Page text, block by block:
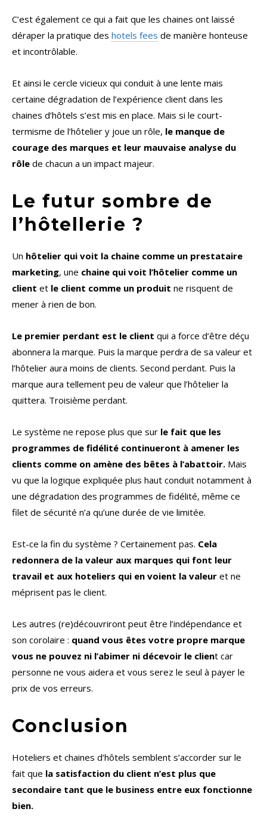
C’est également ce qui a fait que les chaines ont laissé
déraper la pratique des hotels fees de manière honteuse
et incontrôlable.
Et ainsi le cercle vicieux qui conduit à une lente mais
certaine dégradation de l’expérience client dans les
chaines d’hôtels s’est mis en place. Mais si le court-
termisme de l’hôtelier y joue un rôle, le manque de
courage des marques et leur mauvaise analyse du
rôle de chacun a un impact majeur.
Le futur sombre de
l’hôtellerie ?
Un hôtelier qui voit la chaine comme un prestataire
marketing, une chaine qui voit l’hôtelier comme un
client et le client comme un produit ne risquent de
mener à rien de bon.
Le premier perdant est le client qui a force d’être déçu
abonnera la marque. Puis la marque perdra de sa valeur et
l’hôtelier aura moins de clients. Second perdant. Puis la
marque aura tellement peu de valeur que l’hôtelier la
quittera. Troisième perdant.
Le système ne repose plus que sur le fait que les
programmes de fidélité continueront à amener les
clients comme on amène des bêtes à l’abattoir. Mais
vu que la logique expliquée plus haut conduit notamment à
une dégradation des programmes de fidélité, même ce
filet de sécurité n’a qu’une durée de vie limitée.
Est-ce la fin du système ? Certainement pas. Cela
redonnera de la valeur aux marques qui font leur
travail et aux hoteliers qui en voient la valeur et ne
méprisent pas le client.
Les autres (re)découvriront peut être l’indépendance et
son corolaire : quand vous êtes votre propre marque
vous ne pouvez ni l’abimer ni décevoir le client car
personne ne vous aidera et vous serez le seul à payer le
prix de vos erreurs.
Conclusion
Hoteliers et chaines d’hôtels semblent s’accorder sur le
fait que la satisfaction du client n’est plus que
secondaire tant que le business entre eux fonctionne
bien.